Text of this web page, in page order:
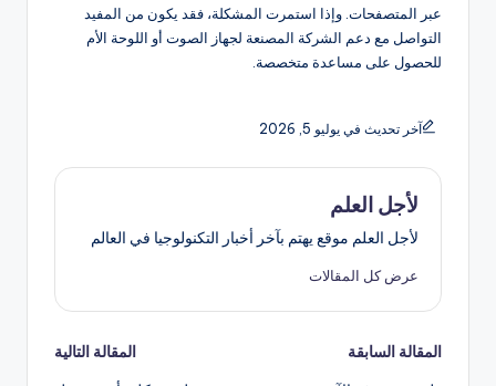
عبر المتصفحات. وإذا استمرت المشكلة، فقد يكون من المفيد
التواصل مع دعم الشركة المصنعة لجهاز الصوت أو اللوحة الأم
للحصول على مساعدة متخصصة.
آخر تحديث في يوليو 5, 2026
لأجل العلم
لأجل العلم موقع يهتم بآخر أخبار التكنولوجيا في العالم
عرض كل المقالات
تصفّح
المقالة السابقة
المقالة التالية